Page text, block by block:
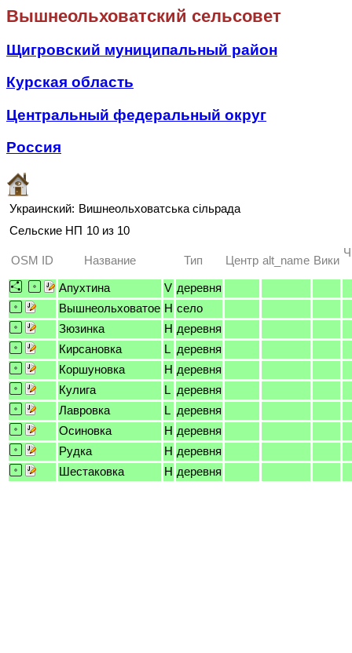
Вышнеольховатский сельсовет
Щигровский муниципальный район
Курская область
Центральный федеральный округ
Россия
Украинский: Вишнеольховатська сільрада
Сельские НП 10 из 10
OSM ID Название Тип Центр alt_name Вики
Апухтина V деревня
Вышнеольховатое H село
Зюзинка
H деревня
Кирсановка
L деревня
Коршуновка
H деревня
Кулига
L деревня
Лавровка
L деревня
Осиновка
H деревня
Рудка
H деревня
Шестаковка
H деревня